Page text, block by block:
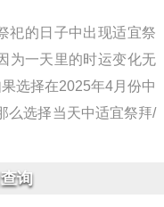
祀的日子中出现适宜祭
为一天里的时运变化无
选择在2025年4月份中
么选择当天中适宜祭拜/
询